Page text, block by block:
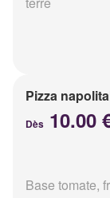
Pizza
Dès 10.00
Base tomate,